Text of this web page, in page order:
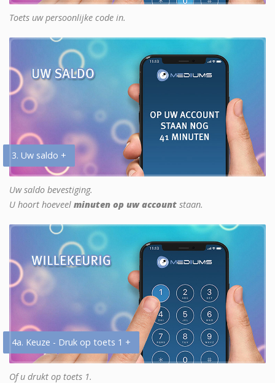
Toets uw persoonlijke code in.
3. Uw saldo +
Uw saldo bevestiging.
U hoort hoeveel minuten op uw account staan.
4a. Keuze - Druk op toets 1 +
Of u drukt op toets 1.